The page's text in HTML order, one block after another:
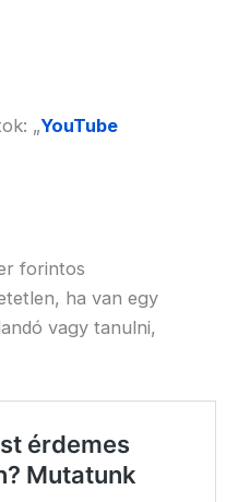
„YouTube
forintos
ha van egy
vagy tanulni,